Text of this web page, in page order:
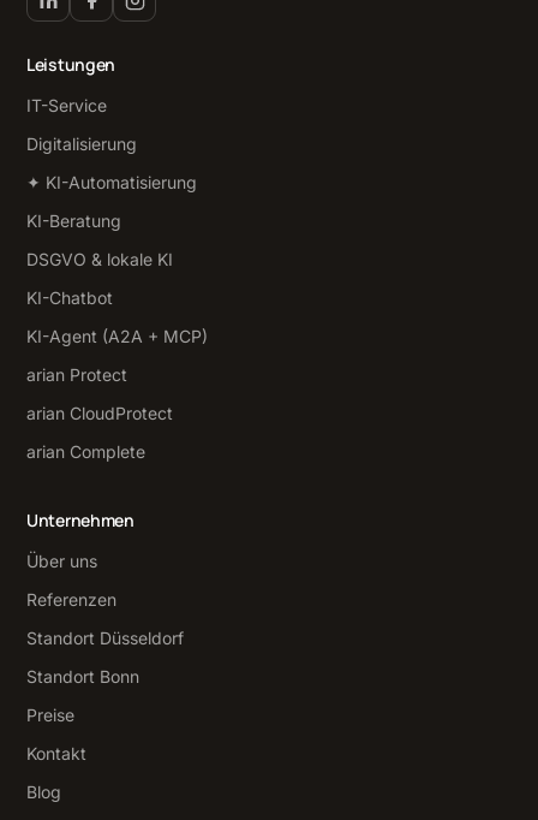
Leistungen
IT-Service
Digitalisierung
✦ KI-Automatisierung
KI-Beratung
DSGVO & lokale KI
KI-Chatbot
KI-Agent (A2A + MCP)
arian Protect
arian CloudProtect
arian Complete
Unternehmen
Über uns
Referenzen
Standort Düsseldorf
Standort Bonn
Preise
Kontakt
Blog